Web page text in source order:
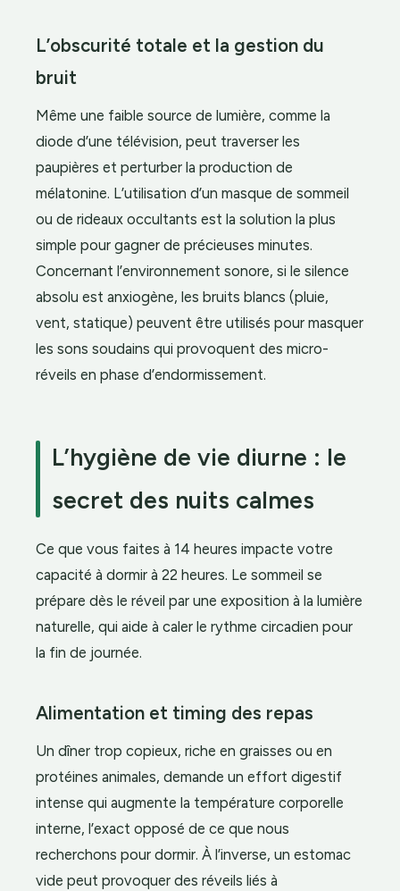
L’obscurité totale et la gestion du
bruit
Même une faible source de lumière, comme la
diode d’une télévision, peut traverser les
paupières et perturber la production de
mélatonine. L’utilisation d’un masque de sommeil
ou de rideaux occultants est la solution la plus
simple pour gagner de précieuses minutes.
Concernant l’environnement sonore, si le silence
absolu est anxiogène, les bruits blancs (pluie,
vent, statique) peuvent être utilisés pour masquer
les sons soudains qui provoquent des micro-
réveils en phase d’endormissement.
L’hygiène de vie diurne : le
secret des nuits calmes
Ce que vous faites à 14 heures impacte votre
capacité à dormir à 22 heures. Le sommeil se
prépare dès le réveil par une exposition à la lumière
naturelle, qui aide à caler le rythme circadien pour
la fin de journée.
Alimentation et timing des repas
Un dîner trop copieux, riche en graisses ou en
protéines animales, demande un effort digestif
intense qui augmente la température corporelle
interne, l’exact opposé de ce que nous
recherchons pour dormir. À l’inverse, un estomac
vide peut provoquer des réveils liés à